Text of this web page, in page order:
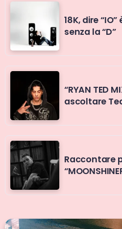
18K, dire
senza la “D”
“RYAN TED
ascoltare
Raccontare